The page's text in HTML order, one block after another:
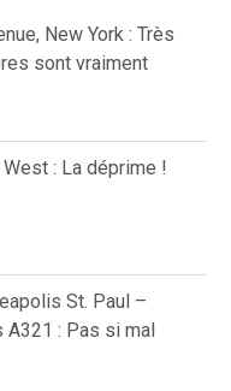
New York : Très
sont vraiment
: La déprime !
St. Paul –
A321 : Pas si mal